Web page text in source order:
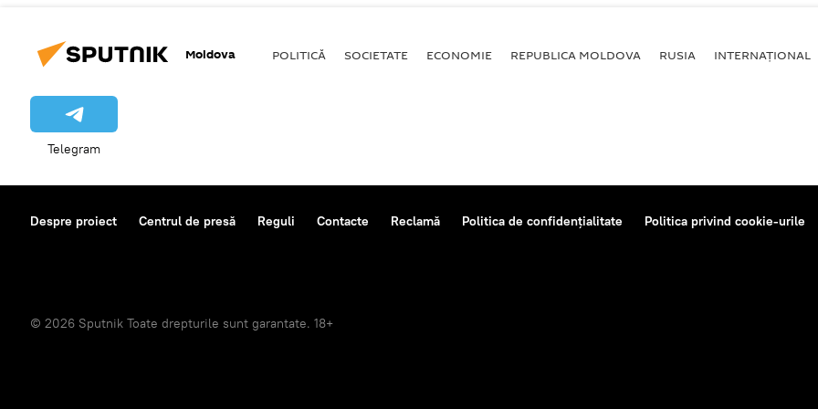
Moldova POLITICĂ SOCIETATE ECONOMIE REPUBLICA MOLDOVA RUSIA INTERNAȚIONAL
Telegram
Despre proiect Centrul de presă Reguli Contacte Reclamă Politica de confidențialitate Politica privind cookie-urile
© 2026 Sputnik Toate drepturile sunt garantate. 18+